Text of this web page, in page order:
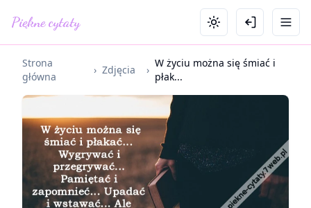
Piękne cytaty
Strona
główna
› Zdjęcia ›
W życiu można się śmiać i
płak...